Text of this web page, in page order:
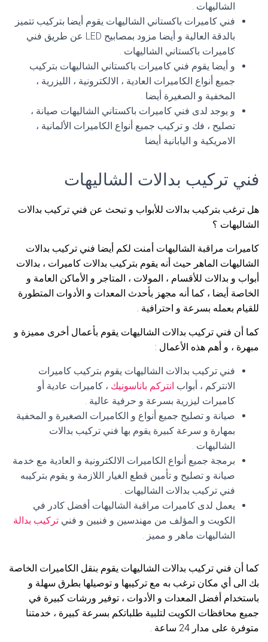
الشاليهات .
فني كاميرات باكستاني الشاليهات يقوم أيضا بتركيب تتميز
بالدقة العالية و أيضا مزود بمصابيح LED عن طريق فني
كاميرات باكستاني الشاليهات .
و أيضا يقوم فني كاميرات باكستاني الشاليهات بتركيب
جميع أنواع الكاميرات العادية ، الالكترونية ، الليزرية ،
المخفية و الصغيرة أيضا .
و يوجد لدى فني كاميرات باكستاني الشاليهات صيانة ،
تصليح ، فك و تركيب جميع أنواع الكاميرات الألمانية ،
الامريكية و اليابانية أيضا
فني تركيب بدالات الشاليهات
هل ترغب بتركيب بدالات للأبواب و تبحث عن فني تركيب بدالات
الشاليهات ؟
كاميرات مراقبة الشاليهات أمنت لكم أيضا فني تركيب بدالات
الشاليهات الماهر حيث أنه يقوم بتركيب بدالات كاميرات ، بدالات
أبواب و بدالات للأقسام ، المولات ، المتاجر و الأماكن العامة و
الخاصة أيضا ، كما أنه مجهز بأحدث المعدات و الأدوات المتطورة
للقيام بعمله بسرعة و احترافية .
كما أن فني تركيب بدالات الشاليهات يقوم بأعمال أخرى مميزة و
مبهرة ، و أهم هذه الأعمال :
فني تركيب بدالات الشاليهات يقوم بتركيب كاميرات
الانتركم ، أبواب انتركم باناسونيك ، كاميرات عادية أو
كاميرات ليزرية بسرعة و حرفية عالية .
صيانة و تصليح جميع أنواع و الكاميرات الصغيرة و المخفية
بمهارة و سرعة كبيرة يقوم بها فني تركيب بدالات
الشاليهات .
برمجة جميع أنواع الكاميرات الالكترونية و العادية مع خدمة
صيانة و تصليح و تأمين قطع الغيار اللازمة و يقوم بتركيبه
فني تركيب بدالات الشاليهات .
يعمل لدى كاميرات مراقبة الشاليهات أفضل كادر في
الكويت و المؤلف من مهندسين و فنيين و فني تركيب بدالة
الشاليهات ماهر و مميز .
كما أن فني تركيب بدالات الشاليهات يقوم بنقل الكاميرات الخاصة
بك الى أي مكان ترغب به مع تركيبها و توصيلها بطرق سهلة و
باستخدام أفضل المعدات و الأدوات ، توفير ورشات كبيرة في
جميع محافظات الكويت لتلبية طلباتكم بسرعة كبيرة ، خدمتنا
متوفرة على مدار 24 ساعة .